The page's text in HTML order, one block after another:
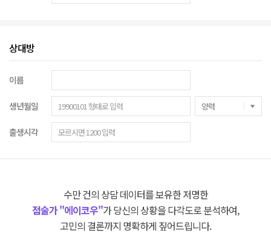
상대방
이름
생년월일
출생시각
수만 건의 상담 데이터를 보유한 저명한
점술가 "에이코우"가 당신의 상황을 다각도로 분석하여,
고민의 결론까지 명확하게 짚어드립니다.